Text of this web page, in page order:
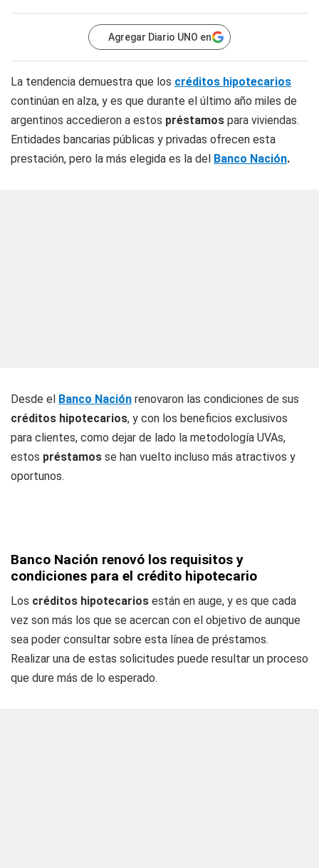
Agregar Diario UNO en
La tendencia demuestra que los créditos hipotecarios
continúan en alza, y es que durante el último año miles de
argentinos accedieron a estos préstamos para viviendas.
Entidades bancarias públicas y privadas ofrecen esta
prestación, pero la más elegida es la del Banco Nación.
Desde el Banco Nación renovaron las condiciones de sus
créditos hipotecarios, y con los beneficios exclusivos
para clientes, como dejar de lado la metodología UVAs,
estos préstamos se han vuelto incluso más atractivos y
oportunos.
Banco Nación renovó los requisitos y
condiciones para el crédito hipotecario
Los créditos hipotecarios están en auge, y es que cada
vez son más los que se acercan con el objetivo de aunque
sea poder consultar sobre esta línea de préstamos.
Realizar una de estas solicitudes puede resultar un proceso
que dure más de lo esperado.